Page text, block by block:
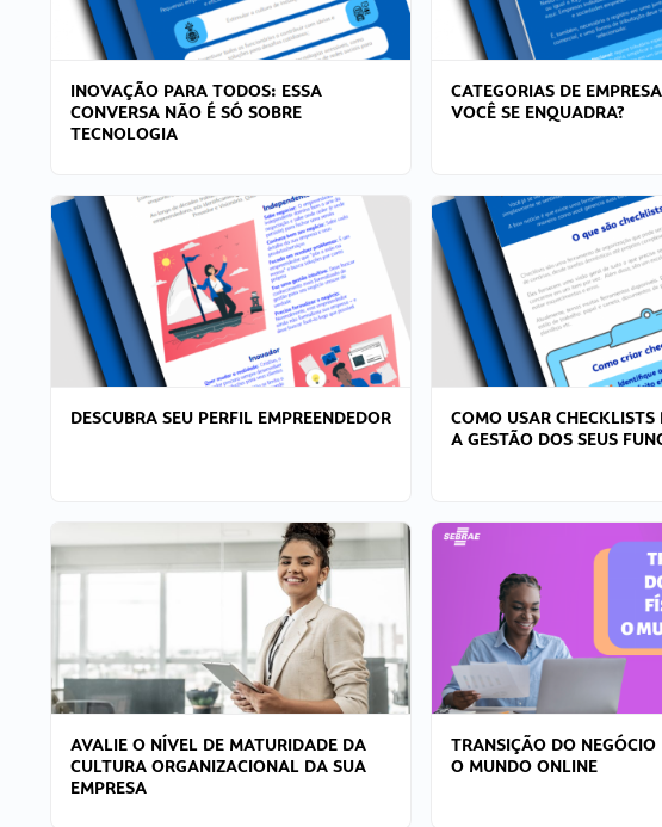
INOVAÇÃO PARA TODOS: ESSA
CONVERSA NÃO É SÓ SOBRE
TECNOLOGIA
CATEGORIAS DE
VOCÊ SE ENQUADRA?
DESCUBRA SEU PERFIL EMPREENDEDOR
COMO USAR CHECKLISTS
A GESTÃO DOS SEUS
AVALIE O NÍVEL DE MATURIDADE DA
CULTURA ORGANIZACIONAL DA SUA
EMPRESA
TRANSIÇÃO DO NEGÓCIO
O MUNDO ONLINE